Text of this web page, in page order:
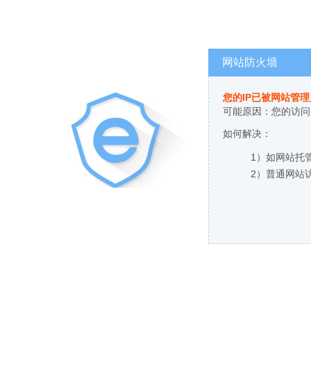
网站防火墙
您的IP已被网站管
可能原因：您的访
如何解决：
1）如网站托
2）普通网站